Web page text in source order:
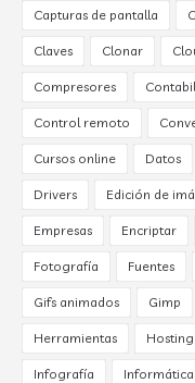
Capturas de pantalla
Claves Clonar
Compresores
Control remoto
Cursos online Datos
Drivers Edición de
Empresas Encriptar
Fotografía Fuentes
Gifs animados Gimp
Herramientas Hosting
Infografía Informática